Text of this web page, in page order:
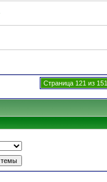
Страница 121 из 151